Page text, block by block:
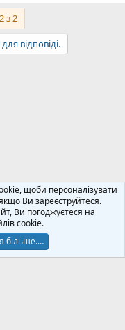
2 з 2
відповіді.
Допомога
щоби персоналізувати
Ви зареєструйтеся.
Ви погоджуєтеся на
cookie.
більше.…